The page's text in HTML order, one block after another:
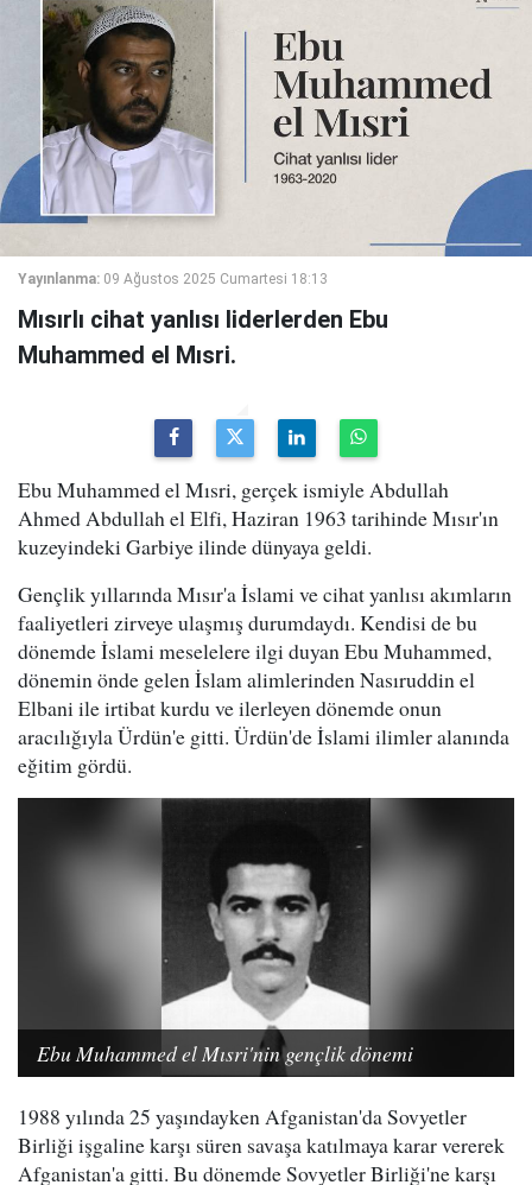
Yayınlanma: 09 Ağustos 2025 Cumartesi 18:13
Mısırlı cihat yanlısı liderlerden Ebu
Muhammed el Mısri.
Ebu Muhammed el Mısri, gerçek ismiyle Abdullah
Ahmed Abdullah el Elfi, Haziran 1963 tarihinde Mısır'ın
kuzeyindeki Garbiye ilinde dünyaya geldi.
Gençlik yıllarında Mısır'a İslami ve cihat yanlısı akımların
faaliyetleri zirveye ulaşmış durumdaydı. Kendisi de bu
dönemde İslami meselelere ilgi duyan Ebu Muhammed,
dönemin önde gelen İslam alimlerinden Nasıruddin el
Elbani ile irtibat kurdu ve ilerleyen dönemde onun
aracılığıyla Ürdün'e gitti. Ürdün'de İslami ilimler alanında
eğitim gördü.
Ebu Muhammed el Mısri'nin gençlik dönemi
1988 yılında 25 yaşındayken Afganistan'da Sovyetler
Birliği işgaline karşı süren savaşa katılmaya karar vererek
Afganistan'a gitti. Bu dönemde Sovyetler Birliği'ne karşı